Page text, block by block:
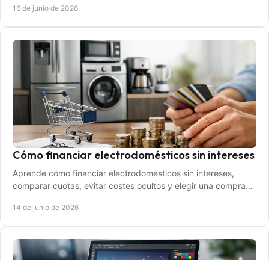
16 de junio de 2026
Cómo financiar electrodomésticos sin intereses
Aprende cómo financiar electrodomésticos sin intereses,
comparar cuotas, evitar costes ocultos y elegir una compra
14 de junio de 2026